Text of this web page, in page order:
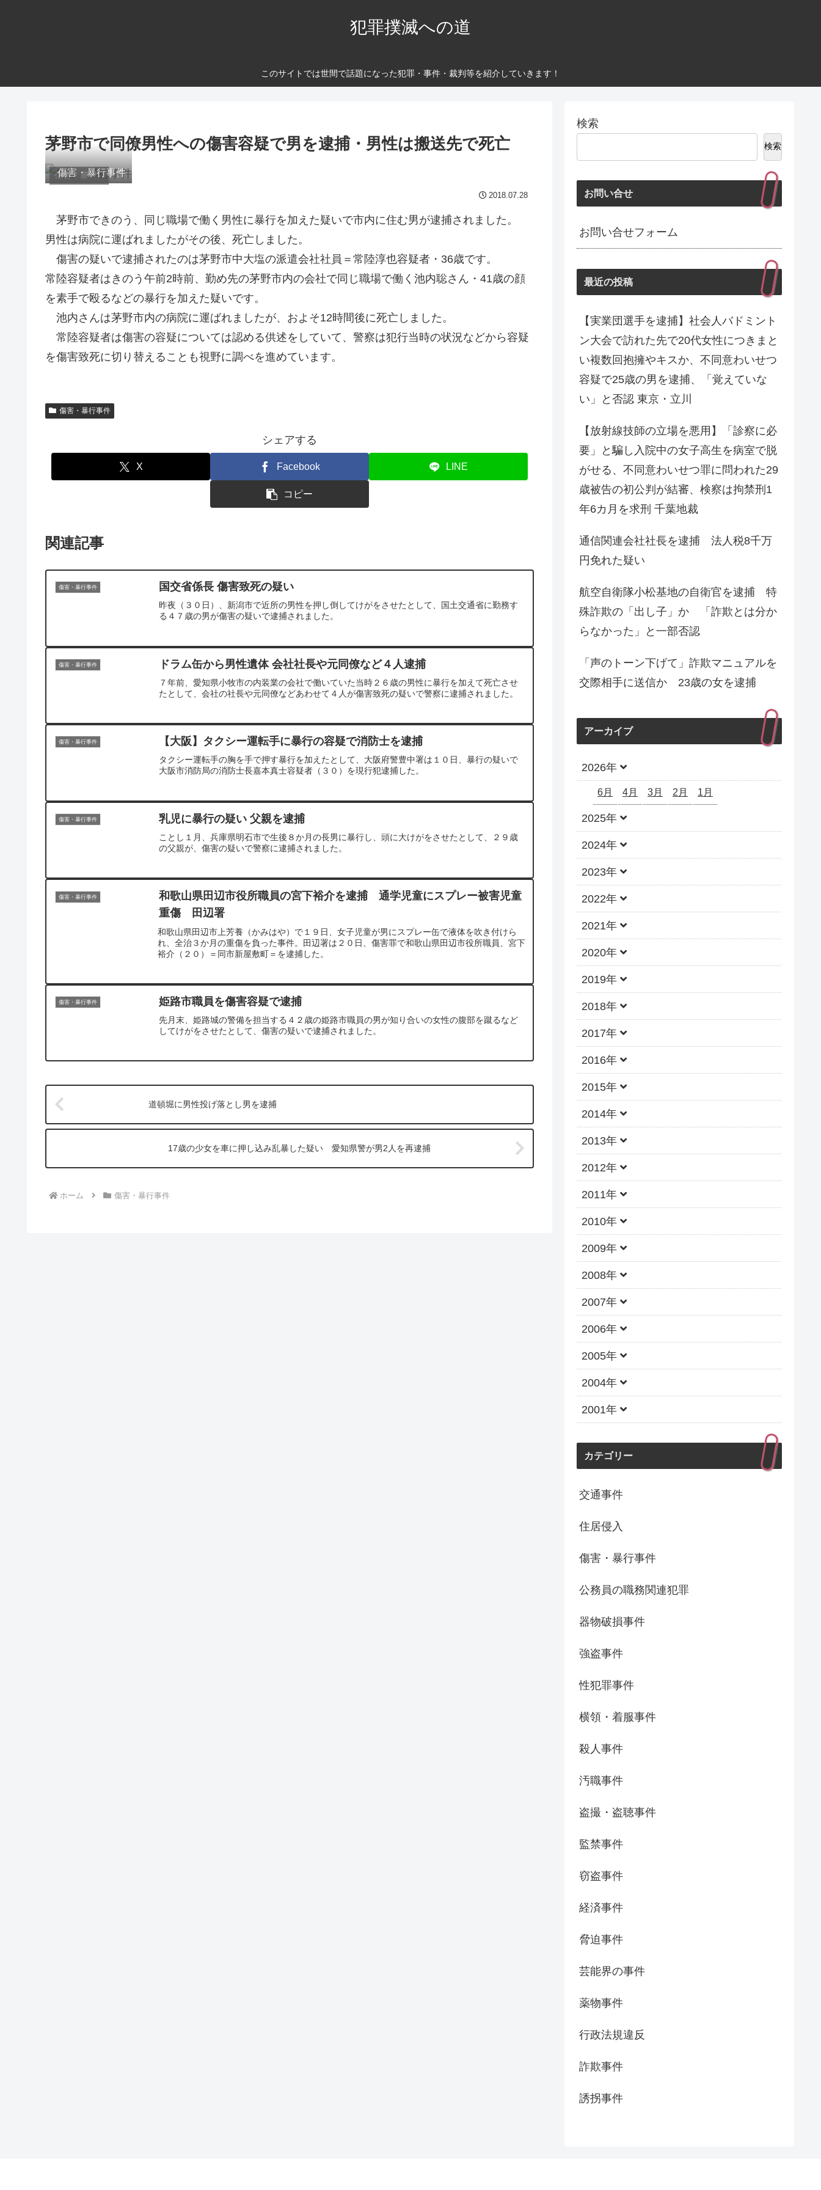
犯罪撲滅への道
このサイトでは世間で話題になった犯罪・事件・裁判等を紹介していきます！
茅野市で同僚男性への傷害容疑で男を逮捕・男性は搬送先で死亡
傷害・暴行事件
傷害・暴行事件
2018.07.28
茅野市できのう、同じ職場で働く男性に暴行を加えた疑いで市内に住む男が逮捕されました。
男性は病院に運ばれましたがその後、死亡しました。
傷害の疑いで逮捕されたのは茅野市中大塩の派遣会社社員＝常陸淳也容疑者・36歳です。
常陸容疑者はきのう午前2時前、勤め先の茅野市内の会社で同じ職場で働く池内聡さん・41歳の顔
を素手で殴るなどの暴行を加えた疑いです。
池内さんは茅野市内の病院に運ばれましたが、およそ12時間後に死亡しました。
常陸容疑者は傷害の容疑については認める供述をしていて、警察は犯行当時の状況などから容疑
を傷害致死に切り替えることも視野に調べを進めています。
傷害・暴行事件
シェアする
X Facebook LINE
コピー
関連記事
傷害・暴行事件 国交省係長 傷害致死の疑い
昨夜（３０日）、新潟市で近所の男性を押し倒してけがをさせたとして、国土交通省に勤務す
る４７歳の男が傷害の疑いで逮捕されました。
傷害・暴行事件 ドラム缶から男性遺体 会社社長や元同僚など４人逮捕
７年前、愛知県小牧市の内装業の会社で働いていた当時２６歳の男性に暴行を加えて死亡させ
たとして、会社の社長や元同僚などあわせて４人が傷害致死の疑いで警察に逮捕されました。
傷害・暴行事件 【大阪】タクシー運転手に暴行の容疑で消防士を逮捕
タクシー運転手の胸を手で押す暴行を加えたとして、大阪府警豊中署は１０日、暴行の疑いで
大阪市消防局の消防士長嘉本真士容疑者（３０）を現行犯逮捕した。
傷害・暴行事件 乳児に暴行の疑い 父親を逮捕
ことし１月、兵庫県明石市で生後８か月の長男に暴行し、頭に大けがをさせたとして、２９歳
の父親が、傷害の疑いで警察に逮捕されました。
傷害・暴行事件
和歌山県田辺市役所職員の宮下裕介を逮捕 通学児童にスプレー被害児童
重傷 田辺署
和歌山県田辺市上芳養（かみはや）で１９日、女子児童が男にスプレー缶で液体を吹き付けら
れ、全治３か月の重傷を負った事件。田辺署は２０日、傷害罪で和歌山県田辺市役所職員、宮下
裕介（２０）＝同市新屋敷町＝を逮捕した。
傷害・暴行事件 姫路市職員を傷害容疑で逮捕
先月末、姫路城の警備を担当する４２歳の姫路市職員の男が知り合いの女性の腹部を蹴るなど
してけがをさせたとして、傷害の疑いで逮捕されました。
道頓堀に男性投げ落とし男を逮捕
17歳の少女を車に押し込み乱暴した疑い 愛知県警が男2人を再逮捕
ホーム 傷害・暴行事件
検索
検索
お問い合せ
お問い合せフォーム
最近の投稿
【実業団選手を逮捕】社会人バドミント
ン大会で訪れた先で20代女性につきまと
い複数回抱擁やキスか、不同意わいせつ
容疑で25歳の男を逮捕、「覚えていな
い」と否認 東京・立川
【放射線技師の立場を悪用】「診察に必
要」と騙し入院中の女子高生を病室で脱
がせる、不同意わいせつ罪に問われた29
歳被告の初公判が結審、検察は拘禁刑1
年6カ月を求刑 千葉地裁
通信関連会社社長を逮捕 法人税8千万
円免れた疑い
航空自衛隊小松基地の自衛官を逮捕 特
殊詐欺の「出し子」か 「詐欺とは分か
らなかった」と一部否認
「声のトーン下げて」詐欺マニュアルを
交際相手に送信か 23歳の女を逮捕
アーカイブ
2026年
6月 4月 3月 2月 1月
2025年
2024年
2023年
2022年
2021年
2020年
2019年
2018年
2017年
2016年
2015年
2014年
2013年
2012年
2011年
2010年
2009年
2008年
2007年
2006年
2005年
2004年
2001年
カテゴリー
交通事件
住居侵入
傷害・暴行事件
公務員の職務関連犯罪
器物破損事件
強盗事件
性犯罪事件
横領・着服事件
殺人事件
汚職事件
盗撮・盗聴事件
監禁事件
窃盗事件
経済事件
脅迫事件
芸能界の事件
薬物事件
行政法規違反
詐欺事件
誘拐事件